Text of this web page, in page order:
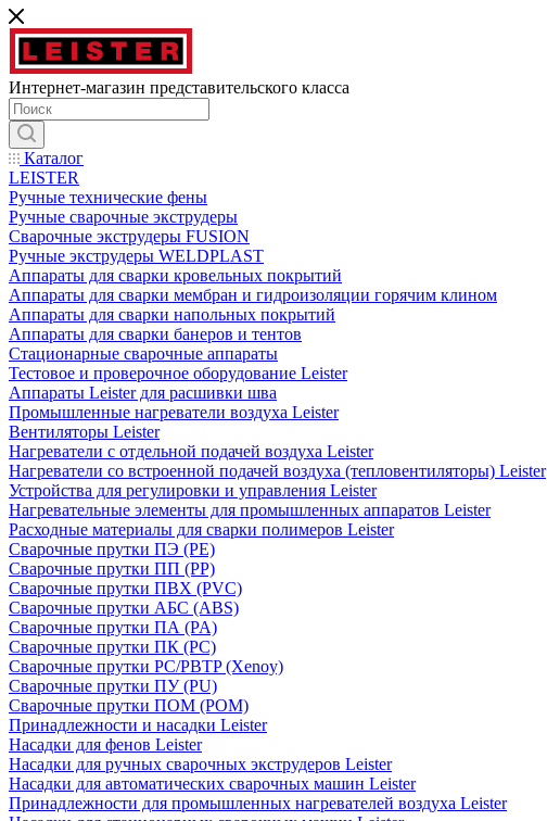
Интернет-магазин представительского класса
Каталог
LEISTER
Ручные технические фены
Ручные сварочные экструдеры
Сварочные экструдеры FUSION
Ручные экструдеры WELDPLAST
Аппараты для сварки кровельных покрытий
Аппараты для сварки мембран и гидроизоляции горячим клином
Аппараты для сварки напольных покрытий
Аппараты для сварки банеров и тентов
Стационарные сварочные аппараты
Тестовое и проверочное оборудование Leister
Аппараты Leister для расшивки шва
Промышленные нагреватели воздуха Leister
Вентиляторы Leister
Нагреватели с отдельной подачей воздуха Leister
Нагреватели со встроенной подачей воздуха (тепловентиляторы) Leister
Устройства для регулировки и управления Leister
Нагревательные элементы для промышленных аппаратов Leister
Расходные материалы для сварки полимеров Leister
Сварочные прутки ПЭ (PE)
Сварочные прутки ПП (PP)
Сварочные прутки ПВХ (PVC)
Сварочные прутки АБС (ABS)
Сварочные прутки ПА (PA)
Сварочные прутки ПК (PC)
Сварочные прутки PC/PBTP (Xenoy)
Сварочные прутки ПУ (PU)
Сварочные прутки ПОМ (POM)
Принадлежности и насадки Leister
Насадки для фенов Leister
Насадки для ручных сварочных экструдеров Leister
Насадки для автоматических сварочных машин Leister
Принадлежности для промышленных нагревателей воздуха Leister